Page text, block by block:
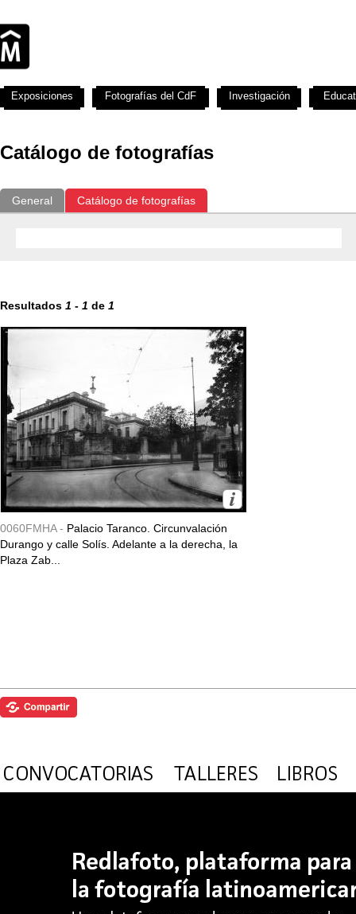
Catálogo de fotografías
General Catálogo de fotografías
Resultados 1 - 1 de 1
0060FMHA - Palacio Taranco. Circunvalación
Durango y calle Solís. Adelante a la derecha, la
Plaza Zab...
Exposiciones Fotografías del CdF Investigación